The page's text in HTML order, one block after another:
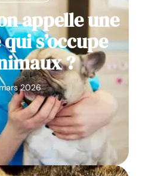
appelle une
s’occupe
?
2026